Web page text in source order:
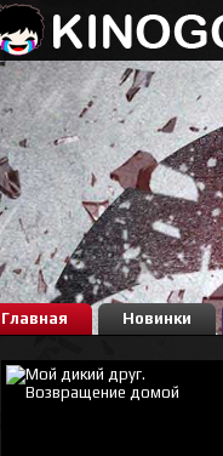
Главная Новинки